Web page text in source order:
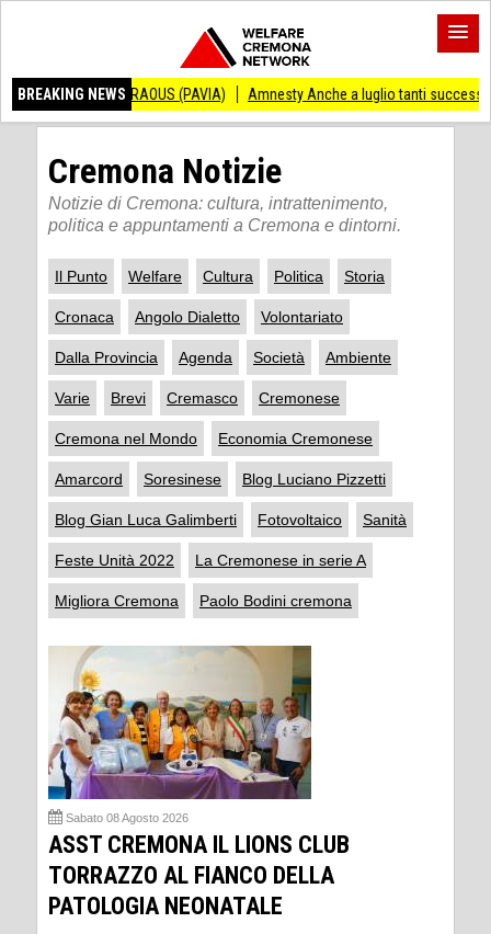
BREAKING NEWS
(PAVIA) Amnesty Anche a luglio tanti successi ed ingiustizie
Cremona Notizie
Notizie di Cremona: cultura, intrattenimento,
politica e appuntamenti a Cremona e dintorni.
Il Punto Welfare Cultura Politica Storia
Cronaca Angolo Dialetto Volontariato
Dalla Provincia Agenda Società Ambiente
Varie Brevi Cremasco Cremonese
Cremona nel Mondo Economia Cremonese
Amarcord Soresinese Blog Luciano Pizzetti
Blog Gian Luca Galimberti Fotovoltaico Sanità
Feste Unità 2022 La Cremonese in serie A
Migliora Cremona Paolo Bodini cremona
Sabato 08 Agosto 2026
ASST CREMONA IL LIONS CLUB
TORRAZZO AL FIANCO DELLA
PATOLOGIA NEONATALE